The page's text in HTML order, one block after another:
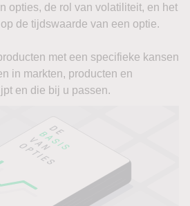
opties, de rol van volatiliteit, en het
de tijdswaarde van een optie.
met een specifieke kansen
in markten, producten en
en die bij u passen.